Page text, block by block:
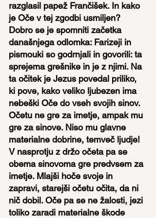
razglasil papež Frančišek. In kako
je Oče v tej zgodbi usmiljen?
Dobro se je spomniti začetka
današnjega odlomka: Farizeji in
pismouki so godrnjali in govorili: ta
sprejema grešnike in je z njimi. Na
ta očitek je Jezus povedal priliko,
ki pove, kako veliko ljubezen ima
nebeški Oče do vseh svojih sinov.
Očetu ne gre za imetje, ampak mu
gre za sinove. Niso mu glavne
materialne dobrine, temveč ljudje!
V nasprotju z držo očeta pa se
obema sinovoma gre predvsem za
imetje. Mlajši hoče svoje in
zapravi, starejši očetu očita, da ni
nič dobil. Oče pa se ne žalosti, jezi
toliko zaradi materialne škode